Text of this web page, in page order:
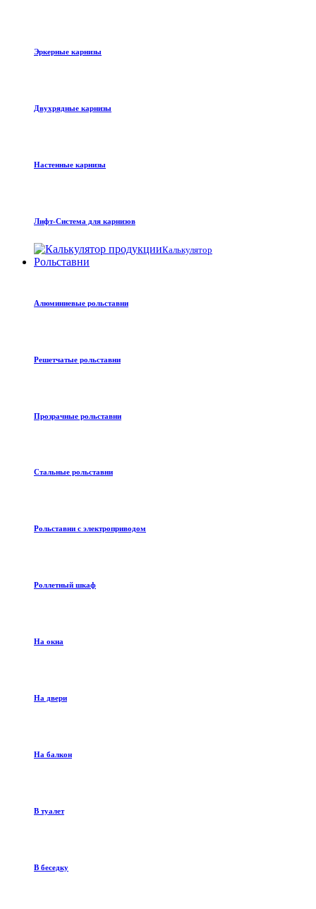
Эркерные карнизы
Двухрядные карнизы
Настенные карнизы
Лифт-Система для карнизов
Калькулятор
Рольставни
Алюминиевые рольставни
Решетчатые рольставни
Прозрачные рольставни
Стальные рольставни
Рольставни с электроприводом
Роллетный шкаф
На окна
На двери
На балкон
В туалет
В беседку